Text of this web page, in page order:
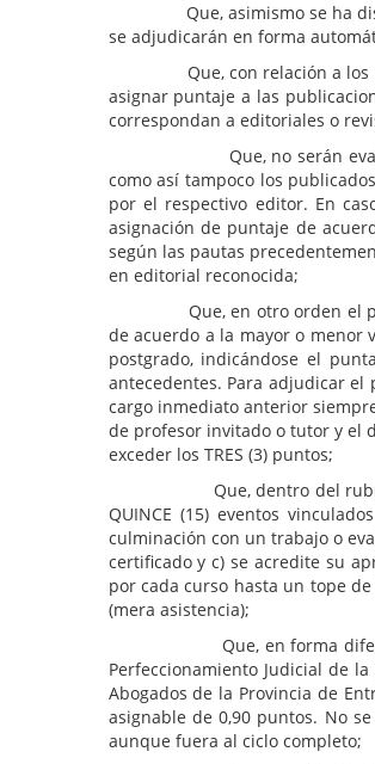
Que, asimismo se ha
se adjudicarán en forma
Que, con relación a los
asignar puntaje a las
correspondan a editoriales o
Que, no serán evaluados
como así tampoco los
por el respectivo editor. En
asignación de puntaje de
según las pautas
en editorial reconocida;
Que, en otro orden el
de acuerdo a la mayor o menor
postgrado, indicándose el
antecedentes. Para adjudicar el
cargo inmediato anterior
de profesor invitado o tutor y el
exceder los TRES (3) puntos;
Que, dentro del rubro
QUINCE (15) eventos
culminación con un trabajo o
certificado y c) se acredite su
por cada curso hasta un tope
(mera asistencia);
Que, en forma diferenciada
Perfeccionamiento Judicial de
Abogados de la Provincia de
asignable de 0,90 puntos. No
aunque fuera al ciclo completo;